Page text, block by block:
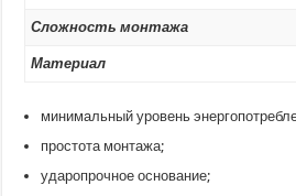
Сложность монтажа
Материал
минимальный уровень
простота монтажа;
ударопрочное основание;